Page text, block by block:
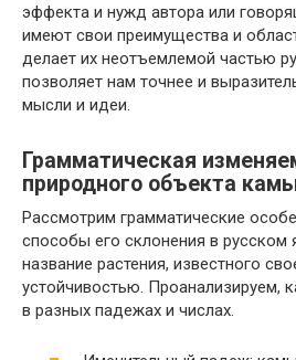
эффекта и нужд автора или
имеют свои преимущества и
делает их неотъемлемой частью
позволяет нам точнее и
мысли и идеи.
Грамматическая
природного объекта
Рассмотрим грамматические
способы его склонения в
название растения, известного
устойчивостью. Проанализируем,
в разных падежах и числах.